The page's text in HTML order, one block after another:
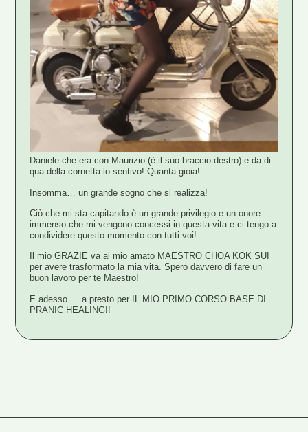
Daniele che era con Maurizio (è il suo braccio destro) e da di
qua della cornetta lo sentivo! Quanta gioia!
Insomma… un grande sogno che si realizza!
Ciò che mi sta capitando è un grande privilegio e un onore
immenso che mi vengono concessi in questa vita e ci tengo a
condividere questo momento con tutti voi!
Il mio GRAZIE va al mio amato MAESTRO CHOA KOK SUI
per avere trasformato la mia vita. Spero davvero di fare un
buon lavoro per te Maestro!
E adesso…. a presto per IL MIO PRIMO CORSO BASE DI
PRANIC HEALING!!